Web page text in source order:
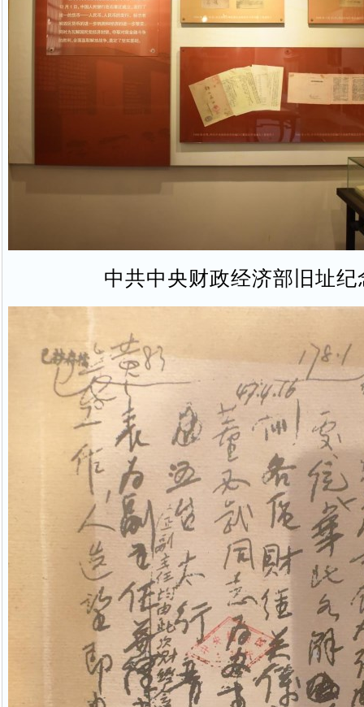
中共中央财政经济部旧址纪